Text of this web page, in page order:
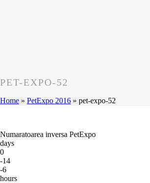
PET-EXPO-52
Home » PetExpo 2016 » pet-expo-52
Numaratoarea inversa PetExpo
days
0
-14
-6
hours